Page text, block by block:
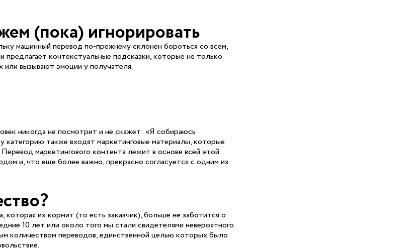
(пока) игнорировать
машинный перевод по-прежнему склонен бороться со всем,
контекстуальные подсказки, которые не только
или вызывают эмоции у получателя.
никогда не посмотрит и не скажет: «Я собираюсь
также входят маркетинговые материалы, которые
маркетингового контента лежит в основе всей этой
и, что еще более важно, прекрасно согласуется с одним из
их кормит (то есть заказчик), больше не заботится о
10 лет или около того мы стали свидетелями невероятного
количеством переводов, единственной целью которых было